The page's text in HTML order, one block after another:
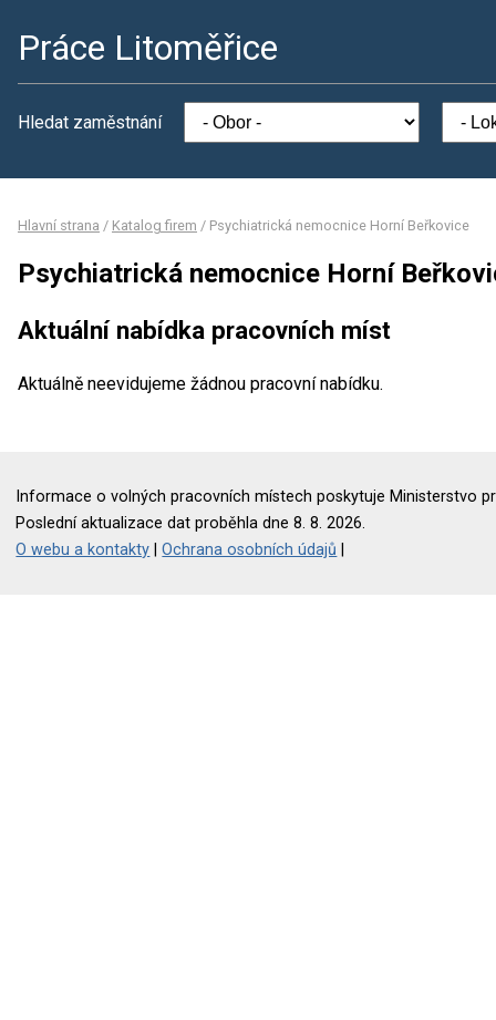
Práce Litoměřice
Hledat zaměstnání
Hlavní strana / Katalog firem / Psychiatrická nemocnice Horní Beřkovice
Psychiatrická nemocnice Horní
Aktuální nabídka pracovních míst
Aktuálně neevidujeme žádnou pracovní nabídku.
Informace o volných pracovních místech poskytuje Ministerstvo
Poslední aktualizace dat proběhla dne 8. 8. 2026.
O webu a kontakty |Ochrana osobních údajů